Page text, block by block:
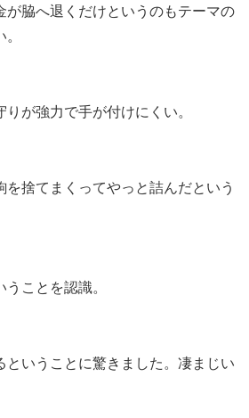
が脇へ退くだけというのもテーマの
が強力で手が付けにくい。
を捨てまくってやっと詰んだという
ことを認識。
ということに驚きました。凄まじい